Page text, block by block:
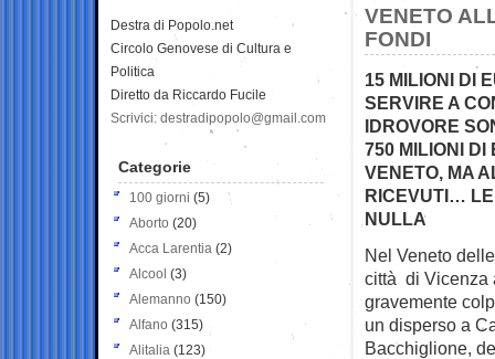
VENETO
FONDI
15 MILIONI DI
SERVIRE A
IDROVORE
750 MILIONI DI
VENETO, MA
RICEVUTI… LE
NULLA
Nel Veneto
città di Vicenza
gravemente
un disperso a
Bacchiglione,
Destra di Popolo.net
Circolo Genovese di Cultura e
Politica
Diretto da Riccardo Fucile
Scrivici: destradipopolo@gmail.com
Categorie
100 giorni (5)
Aborto (20)
Acca Larentia (2)
Alcool (3)
Alemanno (150)
Alfano (315)
Alitalia (123)